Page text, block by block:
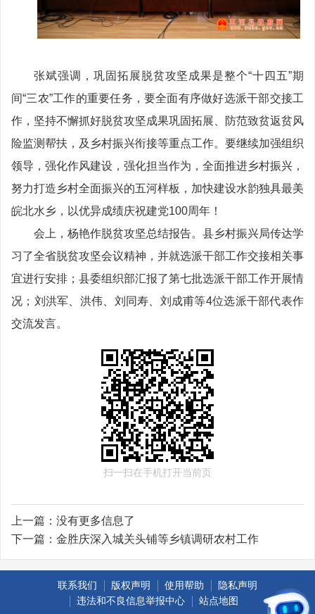
张斌强调，巩固拓展脱贫攻坚成果是整个“十四五”期
间“三农”工作的重要任务，要全面有序做好选派干部交接工
作，坚持不懈抓好脱贫攻坚成果巩固拓展、防范致贫返贫风
险监测帮扶，及乡村振兴衔接等重点工作。要继续加强组织
领导，强化作风建设，强化担当作为，全面推进乡村振兴，
努力打造乡村全面振兴的五河样板，加快建设水韵独具最美
皖北水乡，以优异成绩庆祝建党100周年！
会上，杨艳作脱贫攻坚总结报告。县乡村振兴局传达学
习了全省脱贫攻坚会议精神，并就选派干部工作交接相关事
宜进行安排；县委组织部汇报了第七批选派干部工作开展情
况；刘洪军、洪伟、刘同寿、刘成甫等4位选派干部代表作
交流发言。
扫一扫在手机打开当前页
上一篇： 没有更多信息了
下一篇： 金胜庆深入城关头铺等乡镇调研农村工作
联系我们 版权声明 使用帮助
隐私声明
违法和不良信息举报中心
站点地图